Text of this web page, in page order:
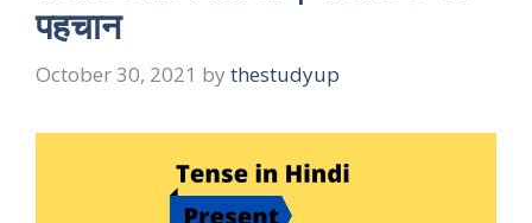
पहचान
October 30, 2021 by thestudyup